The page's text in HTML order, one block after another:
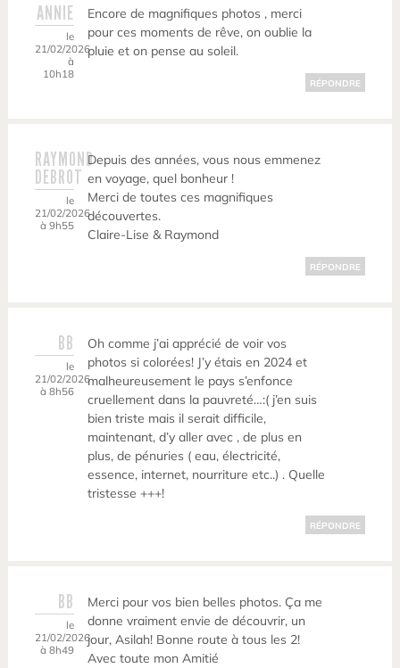
ANNIE
le
21/02/2026
à
10h18
Encore de magnifiques photos , merci
pour ces moments de rêve, on oublie la
pluie et on pense au soleil.
RÉPONDRE
RAYMOND
DEBROT
le
21/02/2026
à 9h55
Depuis des années, vous nous emmenez
en voyage, quel bonheur !
Merci de toutes ces magnifiques
découvertes.
Claire-Lise & Raymond
RÉPONDRE
BB
le
21/02/2026
à 8h56
Oh comme j’ai apprécié de voir vos
photos si colorées! J’y étais en 2024 et
malheureusement le pays s’enfonce
cruellement dans la pauvreté…:( j’en suis
bien triste mais il serait difficile,
maintenant, d’y aller avec , de plus en
plus, de pénuries ( eau, électricité,
essence, internet, nourriture etc..) . Quelle
tristesse +++!
RÉPONDRE
BB
le
21/02/2026
à 8h49
Merci pour vos bien belles photos. Ça me
donne vraiment envie de découvrir, un
jour, Asilah! Bonne route à tous les 2!
Avec toute mon Amitié